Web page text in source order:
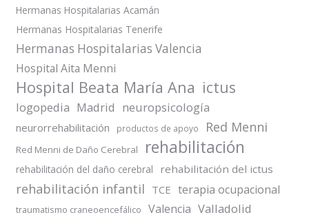
Hermanas Hospitalarias Acamán
Hermanas Hospitalarias Tenerife
Hermanas Hospitalarias Valencia
Hospital Aita Menni
Hospital Beata María Ana ictus
logopedia Madrid neuropsicología
neurorrehabilitación productos de apoyo Red Menni
Red Menni de Daño Cerebral rehabilitación
rehabilitación del daño cerebral rehabilitación del ictus
rehabilitación infantil TCE terapia ocupacional
traumatismo craneoencefálico Valencia Valladolid